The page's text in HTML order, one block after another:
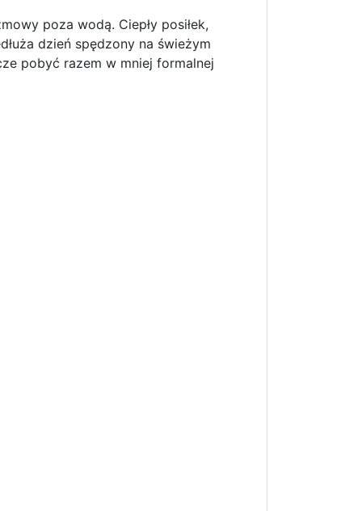
poza wodą. Ciepły posiłek,
dzień spędzony na świeżym
pobyć razem w mniej formalnej